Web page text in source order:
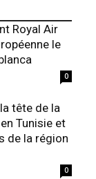
Royal Air
le
0
tête de la
Tunisie et
de la région
0